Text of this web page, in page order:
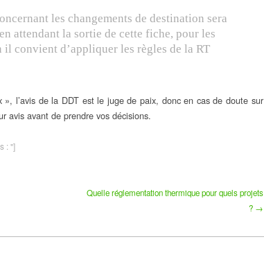
les changements de destination sera
attendant la sortie de cette fiche, pour les
il convient d’appliquer les règles de la RT
l’avis de la DDT est le juge de paix, donc en cas de doute sur
avis avant de prendre vos décisions.
: "]
Quelle réglementation thermique pour quels projets
? →